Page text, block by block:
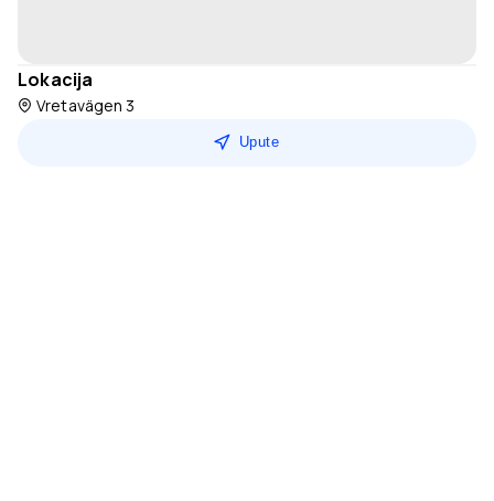
Lokacija
Vretavägen 3
Upute